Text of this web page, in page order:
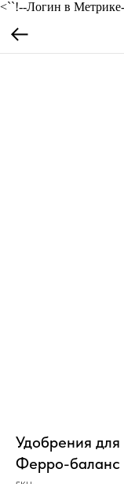
<``!--Логин в
Удобрения
Ферро-баланс